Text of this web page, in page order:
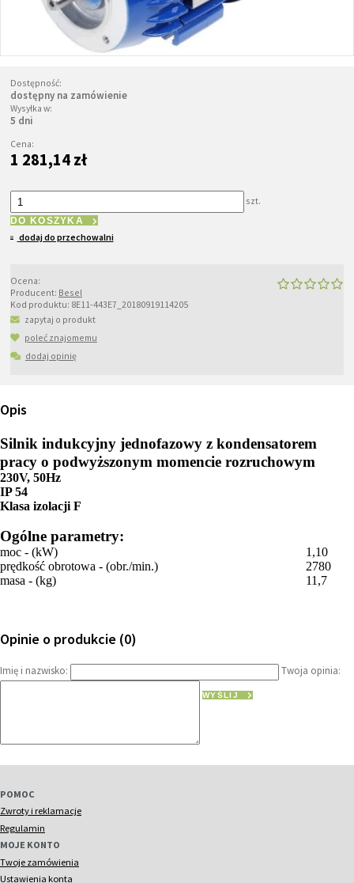
Dostępność:
dostępny na zamówienie
Wysyłka w:
5 dni
Cena:
1 281,14 zł
szt.
DO KOSZYKA
dodaj do przechowalni
Ocena:
Producent: Besel
Kod produktu: 8E11-443E7_20180919114205
zapytaj o produkt
poleć znajomemu
dodaj opinię
Opis
Silnik indukcyjny jednofazowy z kondensatorem
pracy o podwyższonym momencie rozruchowym
230V, 50Hz
IP 54
Klasa izolacji F
Ogólne parametry:
moc - (kW)
1,10
prędkość obrotowa - (obr./min.)
2780
masa - (kg)
11,7
Opinie o produkcie (0)
Imię i nazwisko: Twoja opinia:
WYŚLIJ
POMOC
Zwroty i reklamacje
Regulamin
MOJE KONTO
Twoje zamówienia
Ustawienia konta